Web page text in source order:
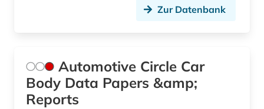
informatik und kommunikationstechnik (2)
(1)
informationssicherheit (1)
Zur Datenbank
Automotive Circle Car
Body Data Papers &amp;
Reports